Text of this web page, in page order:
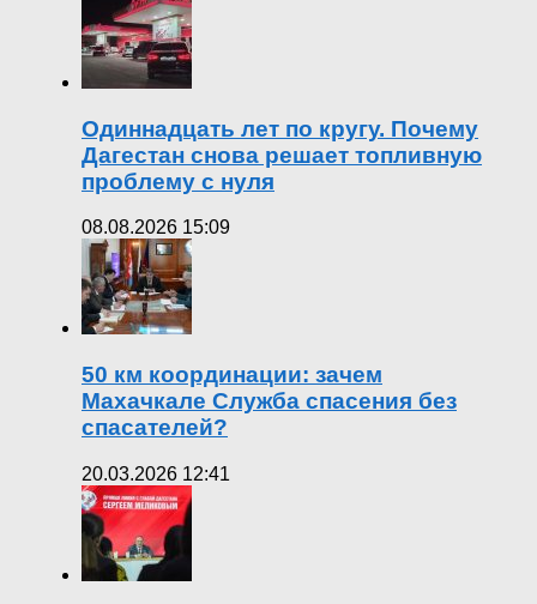
Одиннадцать лет по кругу. Почему
Дагестан снова решает топливную
проблему с нуля
08.08.2026 15:09
50 км координации: зачем
Махачкале Служба спасения без
спасателей?
20.03.2026 12:41